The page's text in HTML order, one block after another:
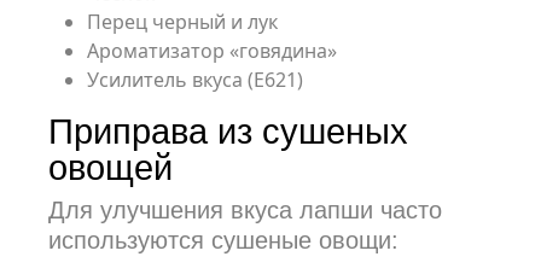
Перец черный и лук
Ароматизатор «говядина»
Усилитель вкуса (Е621)
Приправа из сушеных
овощей
Для улучшения вкуса лапши часто
используются сушеные овощи: